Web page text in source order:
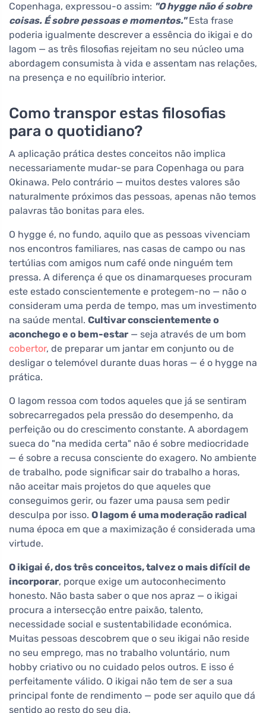
Copenhaga, expressou-o assim: "O hygge não é sobre
coisas. É sobre pessoas e momentos."Esta frase
poderia igualmente descrever a essência do ikigai e do
lagom — as três filosofias rejeitam no seu núcleo uma
abordagem consumista à vida e assentam nas relações,
na presença e no equilíbrio interior.
Como transpor estas filosofias
para o quotidiano?
A aplicação prática destes conceitos não implica
necessariamente mudar-se para Copenhaga ou para
Okinawa. Pelo contrário — muitos destes valores são
naturalmente próximos das pessoas, apenas não temos
palavras tão bonitas para eles.
O hygge é, no fundo, aquilo que as pessoas vivenciam
nos encontros familiares, nas casas de campo ou nas
tertúlias com amigos num café onde ninguém tem
pressa. A diferença é que os dinamarqueses procuram
este estado conscientemente e protegem-no — não o
consideram uma perda de tempo, mas um investimento
na saúde mental. Cultivar conscientemente o
aconchego e o bem-estar — seja através de um bom
cobertor, de preparar um jantar em conjunto ou de
desligar o telemóvel durante duas horas — é o hygge na
prática.
O lagom ressoa com todos aqueles que já se sentiram
sobrecarregados pela pressão do desempenho, da
perfeição ou do crescimento constante. A abordagem
sueca do "na medida certa" não é sobre mediocridade
— é sobre a recusa consciente do exagero. No ambiente
de trabalho, pode significar sair do trabalho a horas,
não aceitar mais projetos do que aqueles que
conseguimos gerir, ou fazer uma pausa sem pedir
desculpa por isso. O lagom é uma moderação radical
numa época em que a maximização é considerada uma
virtude.
O ikigai é, dos três conceitos, talvez o mais difícil de
incorporar, porque exige um autoconhecimento
honesto. Não basta saber o que nos apraz — o ikigai
procura a intersecção entre paixão, talento,
necessidade social e sustentabilidade económica.
Muitas pessoas descobrem que o seu ikigai não reside
no seu emprego, mas no trabalho voluntário, num
hobby criativo ou no cuidado pelos outros. E isso é
perfeitamente válido. O ikigai não tem de ser a sua
principal fonte de rendimento — pode ser aquilo que dá
sentido ao resto do seu dia.